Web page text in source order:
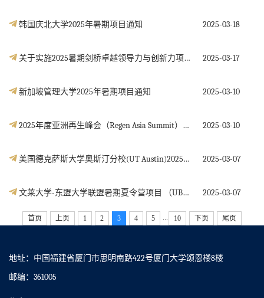
韩国庆北大学2025年暑期项目通知 2025-03-18
关于实施2025暑期剑桥卓越领导力与创新力项目的通知 2025-03-17
新加坡管理大学2025年暑期项目通知 2025-03-10
2025年度亚洲再生峰会（Regen Asia Summit）项目通知 2025-03-10
美国德克萨斯大学奥斯汀分校(UT Austin)2025年暑假课程项目报名通知 2025-03-07
文莱大学-东盟大学联盟暑期夏令营项目 （UBD-AUN Summer Camp 2025）通知 2025-03-07
首页 上页 1 2 3 4 5 ... 10 下页 尾页
地址：中国福建省厦门市思明南路422号厦门大学颂恩楼8楼
邮编：361005